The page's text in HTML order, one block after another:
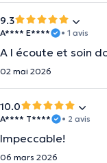
9.3
A**** E**** • 1 avis
A l écoute et soin
02 mai 2026
10.0
A**** T**** • 2 avis
Impeccable!
06 mars 2026